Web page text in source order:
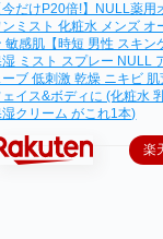
今だけP20倍!】NULL薬用
ンミスト 化粧水 メンズ オ
敏感肌【時短 男性 スキン
湿 ミスト スプレー NULL
ーブ 低刺激 乾燥 ニキビ
ェイス&ボディに (化粧水
湿クリーム がこれ1本)
楽